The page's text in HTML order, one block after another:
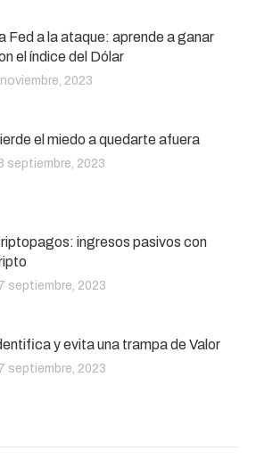
Fed a la ataque: aprende a ganar
el índice del Dólar
2023
el miedo a quedarte afuera
septiembre, 2023
ingresos pasivos con
septiembre, 2023
y evita una trampa de Valor
septiembre, 2023